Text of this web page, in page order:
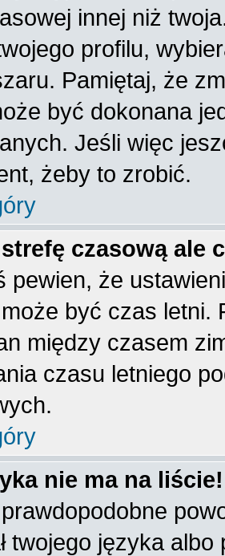
innej niż
profilu,
Pamiętaj, że
być dokonana
Jeśli więc
żeby to zrobić.
czasową ale
pewien, że
być czas letni.
między czasem
czasu letniego
nie ma na liście!
twojego języka